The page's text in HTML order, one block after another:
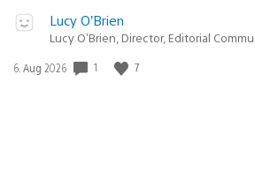
Lucy O’Brien
Lucy O’Brien, Director, Editorial
Veröffentlichungsdatum:
6. Aug 2026 1 7